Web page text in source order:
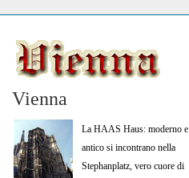
Vienna
La HAAS Haus: moderno e
antico si incontrano nella
Stephanplatz, vero cuore di